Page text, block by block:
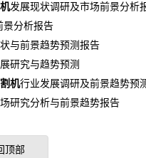
发展现状调研及市场前景分析
景分析报告
与前景趋势预测报告
研究与趋势预测
机行业发展调研及前景趋势预
研究分析与前景趋势报告
顶部